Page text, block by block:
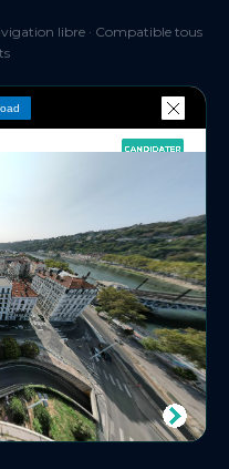
libre · Compatible tous